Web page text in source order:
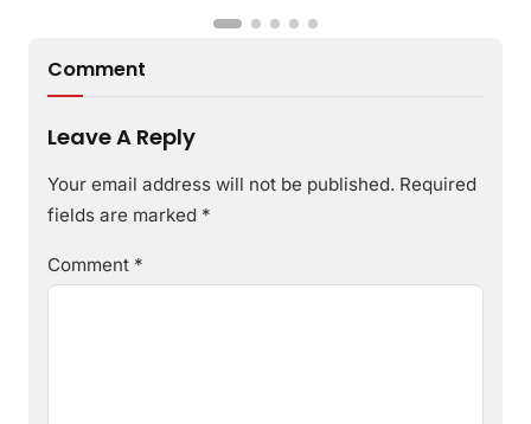
Comment
Leave A Reply
Your email address will not be published. Required
fields are marked *
Comment *